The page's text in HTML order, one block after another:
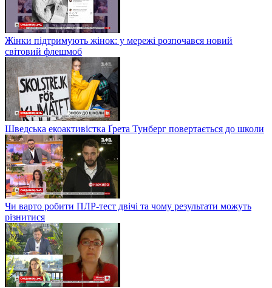
Жінки підтримують жінок: у мережі розпочався новий
світовий флешмоб
Шведська екоактивістка Ґрета Тунберг повертається до школи
Чи варто робити ПЛР-тест двічі та чому результати можуть
різнитися